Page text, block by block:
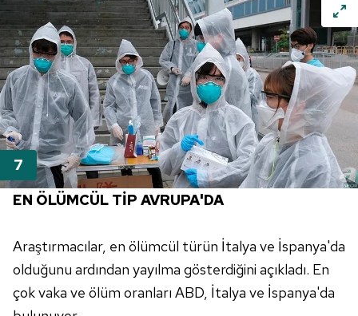
EN ÖLÜMCÜL TİP AVRUPA'DA
Araştırmacılar, en ölümcül türün İtalya ve İspanya'da
olduğunu ardından yayılma gösterdiğini açıkladı. En
çok vaka ve ölüm oranları ABD, İtalya ve İspanya'da